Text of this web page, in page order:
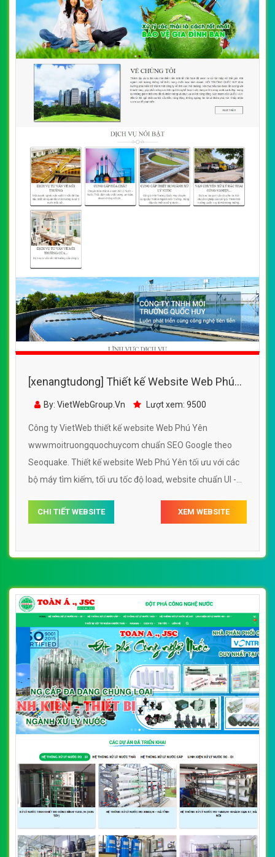
[xenangtudong] Thiết kế Website Web Phú
Yên - wwwmoitruongquochuycom
By: VietWebGroup.Vn Lượt xem: 9500
Công ty VietWeb thiết kế website Web Phú Yên
wwwmoitruongquochuycom chuẩn SEO Google theo
Seoquake. Thiết kế website Web Phú Yên tối ưu với các
bộ máy tìm kiếm, tối ưu tốc độ load, website chuẩn UI -
Phú Yên wwwmoitruongquochuycom
CHI TIẾT WEBSITE XEM WEBSITE